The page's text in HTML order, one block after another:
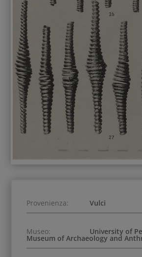
Provenienza: Vulci
Museo: University of
Museum of Archaeology and